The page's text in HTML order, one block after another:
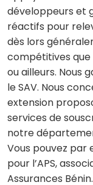
développeurs et
réactifs pour
dès lors
compétitives que
ou ailleurs. Nous
le SAV. Nous
extension
services de
notre
Vous pouvez par
pour l’APS,
Assurances